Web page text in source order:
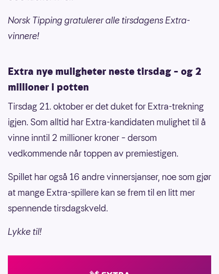
Norsk Tipping gratulerer alle tirsdagens Extra-
vinnere!
Extra nye muligheter neste tirsdag – og 2
millioner i potten
Tirsdag 21. oktober er det duket for Extra-trekning
igjen. Som alltid har Extra-kandidaten mulighet til å
vinne inntil 2 millioner kroner – dersom
vedkommende når toppen av premiestigen.
Spillet har også 16 andre vinnersjanser, noe som gjør
at mange Extra-spillere kan se frem til en litt mer
spennende tirsdagskveld.
Lykke til!